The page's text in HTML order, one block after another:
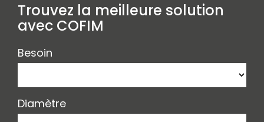
ACTUALITÉS
CONTACT
Trouvez la meilleure solution
avec COFIM
Besoin
Diamètre